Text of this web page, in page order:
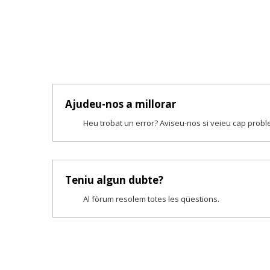
Ajudeu-nos a millorar
Heu trobat un error? Aviseu-nos si veieu cap
Teniu algun dubte?
Al fòrum resolem totes les qüestions.